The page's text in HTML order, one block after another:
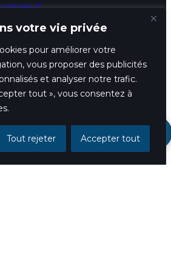
votre vie privée
pour améliorer votre
vous proposer des publicités
et analyser notre trafic.
tout », vous consentez à
Tout rejeter Accepter tout